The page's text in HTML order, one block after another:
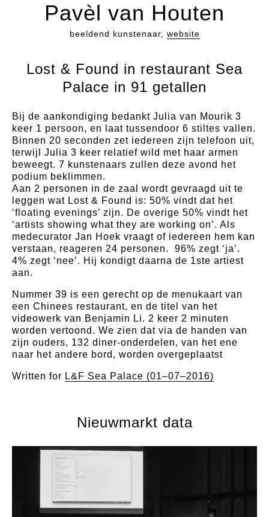
Pavèl van Houten
beeldend kunstenaar, website
Lost & Found in restaurant Sea
Palace in 91 getallen
Bij de aankondiging bedankt Julia van Mourik 3
keer 1 persoon, en laat tussendoor 6 stiltes vallen.
Binnen 20 seconden zet iedereen zijn telefoon uit,
terwijl Julia 3 keer relatief wild met haar armen
beweegt. 7 kunstenaars zullen deze avond het
podium beklimmen.
Aan 2 personen in de zaal wordt gevraagd uit te
leggen wat Lost & Found is: 50% vindt dat het
‘floating evenings’ zijn. De overige 50% vindt het
‘artists showing what they are working on’. Als
medecurator Jan Hoek vraagt of iedereen hem kan
verstaan, reageren 24 personen. 96% zegt ‘ja’.
4% zegt ‘nee’. Hij kondigt daarna de 1ste artiest
aan.
Nummer 39 is een gerecht op de menukaart van
een Chinees restaurant, en de titel van het
videowerk van Benjamin Li. 2 keer 2 minuten
worden vertoond. We zien dat via de handen van
zijn ouders, 132 diner-onderdelen, van het ene
naar het andere bord, worden overgeplaatst
Written for L&F Sea Palace (01–07–2016)
Nieuwmarkt data